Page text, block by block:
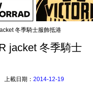
冬季騎士服飾抵港
jacket 冬季騎士
上載日期： 2014-12-19